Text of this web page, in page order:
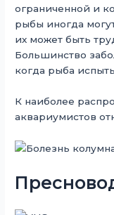
ограниченной и
рыбы иногда
их может быть
Большинство
когда рыба
К наиболее
аквариумистов